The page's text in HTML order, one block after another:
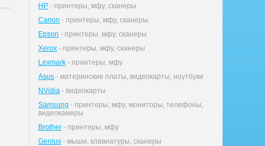
HP - принтеры, мфу, сканеры
Canon - принтеры, мфу, сканеры
Epson - принтеры, мфу, сканеры
Xerox - принтеры, мфу, сканеры
Lexmark - принтеры, мфу
Asus - материнские платы, видеокарты, ноутбуки
NVidia - видеокарты
Samsung - принтеры, мфу, мониторы, телефоны,
видеокамеры
Brother - принтеры, мфу
Genius - мыши, клавиатуры, сканеры